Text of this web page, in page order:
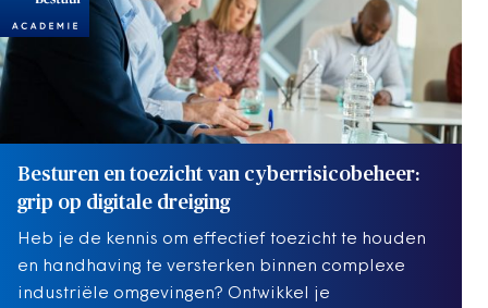
Besturen en toezicht van cyberrisicobeheer:
grip op digitale dreiging
Heb je de kennis om effectief toezicht te houden
en handhaving te versterken binnen complexe
industriële omgevingen? Ontwikkel je